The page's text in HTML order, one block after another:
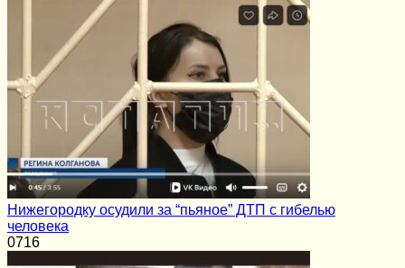
Нижегородку осудили за “пьяное” ДТП с гибелью
человека
0716